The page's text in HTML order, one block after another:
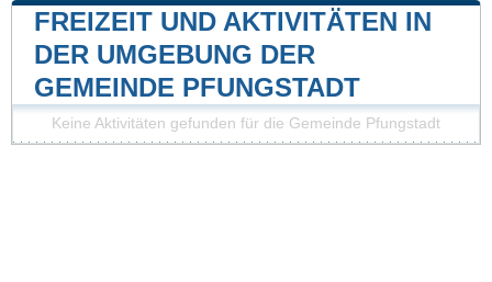
FREIZEIT UND AKTIVITÄTEN IN
DER UMGEBUNG DER
GEMEINDE PFUNGSTADT
Keine Aktivitäten gefunden für die Gemeinde Pfungstadt